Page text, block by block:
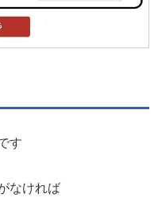
す
なければ